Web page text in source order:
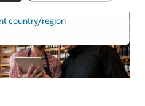
country/region